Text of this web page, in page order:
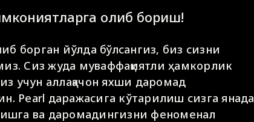
олиб бориш!
борган йўлда бўлсангиз, биз сизни
Сиз жуда муваффақиятли ҳамкорлик
учун аллақачон яхши даромад
Pearl даражасига кўтарилиш сизга янада
ва даромадингизни феноменал